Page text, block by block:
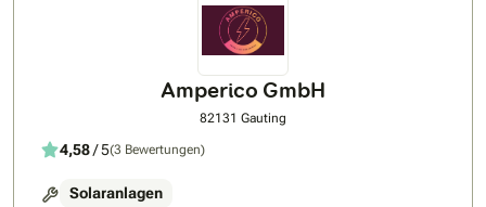
Amperico GmbH
82131 Gauting
4,58/ 5(3 Bewertungen)
Solaranlagen